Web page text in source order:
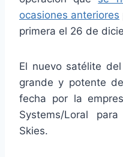
ocasiones anteriores
primera el 26 de
El nuevo satélite
grande y potente
fecha por la
Systems/Loral
Skies.